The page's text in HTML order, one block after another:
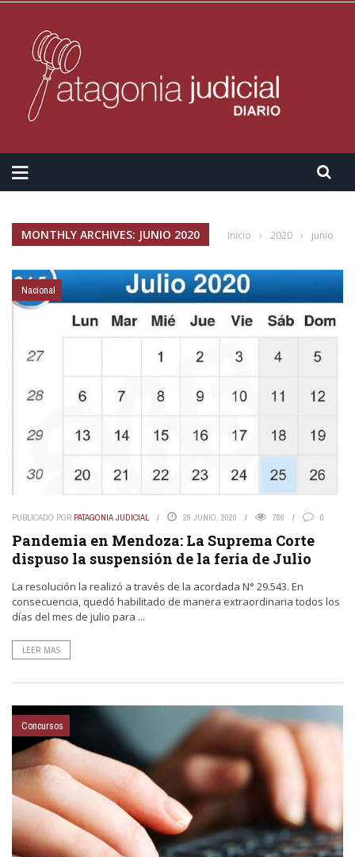
MONTHLY ARCHIVES: JUNIO 2020 Inicio › 2020 › junio
Nacional
PUBLICADO POR PATAGONIA JUDICIAL 29 JUNIO, 2020 786 0
Pandemia en Mendoza: La Suprema Corte
dispuso la suspensión de la feria de Julio
La resolución la realizó a través de la acordada N° 29.543. En
consecuencia, quedó habilitado de manera extraordinaria todos los
días del mes de julio para ...
LEER MAS
Concursos